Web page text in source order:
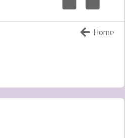
Home